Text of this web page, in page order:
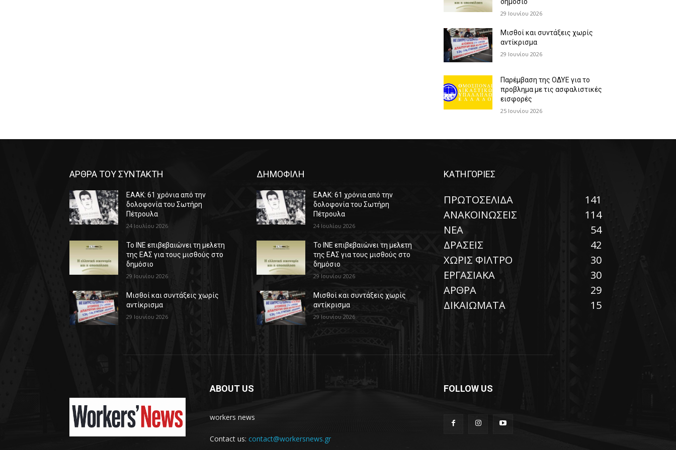
29 Ιουνίου 2026
Μισθοί και συντάξεις χωρίς
αντίκρισμα
29 Ιουνίου 2026
Παρέμβαση της ΟΔΥΕ για το
προβλημα με τις ασφαλιστικές
εισφορές
25 Ιουνίου 2026
ΑΡΘΡΑ ΤΟΥ ΣΥΝΤΑΚΤΗ
ΕΑΑΚ: 61 χρόνια από την
δολοφονία του Σωτήρη
Πέτρουλα
24 Ιουλίου 2026
Το ΙΝΕ επιβεβαιώνει τη μελετη
της ΕΑΣ για τους μισθούς στο
δημόσιο
29 Ιουνίου 2026
Μισθοί και συντάξεις χωρίς
αντίκρισμα
29 Ιουνίου 2026
ΔΗΜΟΦΙΛΗ
ΕΑΑΚ: 61 χρόνια από την
δολοφονία του Σωτήρη
Πέτρουλα
24 Ιουλίου 2026
Το ΙΝΕ επιβεβαιώνει τη μελετη
της ΕΑΣ για τους μισθούς στο
δημόσιο
29 Ιουνίου 2026
Μισθοί και συντάξεις χωρίς
αντίκρισμα
29 Ιουνίου 2026
ΚΑΤΗΓΟΡΙΕΣ
ΠΡΩΤΟΣΕΛΙΔΑ
141
ΑΝΑΚΟΙΝΩΣΕΙΣ
114
ΝΕΑ
54
ΔΡΑΣΕΙΣ
42
ΧΩΡΙΣ ΦΙΛΤΡΟ
30
ΕΡΓΑΣΙΑΚΑ
30
ΑΡΘΡΑ
29
ΔΙΚΑΙΩΜΑΤΑ
15
ABOUT US
workers news
Contact us: contact@workersnews.gr
FOLLOW US